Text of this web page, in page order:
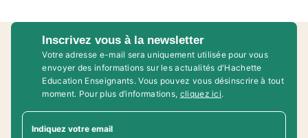
Inscrivez vous à la newsletter
Votre adresse e-mail sera uniquement utilisée pour vous
envoyer des informations sur les actualités d'Hachette
Education Enseignants. Vous pouvez vous désinscrire à tout
moment. Pour plus d’informations, cliquez ici.
Indiquez votre email